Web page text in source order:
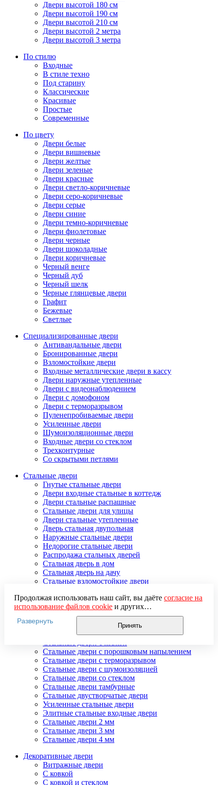
Двери высотой 180 см
Двери высотой 190 см
Двери высотой 210 см
Двери высотой 2 метра
Двери высотой 3 метра
По стилю
Входные
В стиле техно
Под старину
Классические
Красивые
Простые
Современные
По цвету
Двери белые
Двери вишневые
Двери желтые
Двери зеленые
Двери красные
Двери светло-коричневые
Двери серо-коричневые
Двери серые
Двери синие
Двери темно-коричневые
Двери фиолетовые
Двери черные
Двери шоколадные
Двери коричневые
Черный венге
Черный дуб
Черный шелк
Черные глянцевые двери
Графит
Бежевые
Светлые
Специализированные двери
Антивандальные двери
Бронированные двери
Взломостойкие двери
Входные металлические двери в кассу
Двери наружные утепленные
Двери с видеонаблюдением
Двери с домофоном
Двери с терморазрывом
Пуленепробиваемые двери
Усиленные двери
Шумоизоляционные двери
Входные двери со стеклом
Трехконтурные
Со скрытыми петлями
Стальные двери
Гнутые стальные двери
Двери входные стальные в коттедж
Двери стальные распашные
Стальные двери для улицы
Двери стальные утепленные
Дверь стальная двупольная
Наружные стальные двери
Недорогие стальные двери
Распродажа стальных дверей
Стальная дверь в дом
Стальная дверь на дачу
Стальные взломостойкие двери
Стальные двери в подъезд
Стальные двери внутреннего открывания
Стальные двери массив
Стальные двери мдф
Стальные двери с зеркалом
Стальные двери с порошковым напылением
Стальные двери с терморазрывом
Стальные двери с шумоизоляцией
Стальные двери со стеклом
Стальные двери тамбурные
Стальные двустворчатые двери
Усиленные стальные двери
Элитные стальные входные двери
Стальные двери 2 мм
Стальные двери 3 мм
Стальные двери 4 мм
Декоративные двери
Витражные двери
С ковкой
С ковкой и стеклом
Продолжая использовать наш сайт, вы даёте согласие на
использование файлов cookieи других
пользовательских данных (включая IP-адрес, сведения о
местоположении, устройстве, действиях на сайте и т. п.)
для функционирования сайта, проведения
использования систем аналитики (например,
Яндекс.Метрика), в соответствии с нашей
обработки персональных данных.
Если вы не хотите, чтобы ваши данные обрабатывались,
настройте ограничения в браузере или покиньте сайт.
Развернуть
Принять